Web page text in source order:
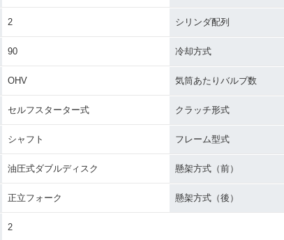
2 シリンダ配列
90 冷却方式
OHV 気筒あたりバルブ数
セルフスターター式 クラッチ形式
シャフト フレーム型式
油圧式ダブルディスク 懸架方式（前）
正立フォーク 懸架方式（後）
2